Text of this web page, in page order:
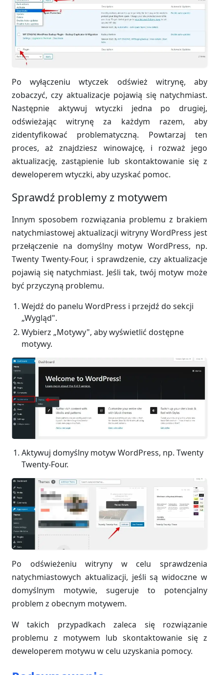
Po wyłączeniu wtyczek odśwież witrynę, aby
zobaczyć, czy aktualizacje pojawią się natychmiast.
Następnie aktywuj wtyczki jedna po drugiej,
odświeżając witrynę za każdym razem, aby
zidentyfikować problematyczną. Powtarzaj ten
proces, aż znajdziesz winowajcę, i rozważ jego
aktualizację, zastąpienie lub skontaktowanie się z
deweloperem wtyczki, aby uzyskać pomoc.
Sprawdź problemy z motywem
Innym sposobem rozwiązania problemu z brakiem
natychmiastowej aktualizacji witryny WordPress jest
przełączenie na domyślny motyw WordPress, np.
Twenty Twenty-Four, i sprawdzenie, czy aktualizacje
pojawią się natychmiast. Jeśli tak, twój motyw może
być przyczyną problemu.
Wejdź do panelu WordPress i przejdź do sekcji
„Wygląd".
Wybierz „Motywy", aby wyświetlić dostępne
motywy.
Aktywuj domyślny motyw WordPress, np. Twenty
Twenty-Four.
Po odświeżeniu witryny w celu sprawdzenia
natychmiastowych aktualizacji, jeśli są widoczne w
domyślnym motywie, sugeruje to potencjalny
problem z obecnym motywem.
W takich przypadkach zaleca się rozwiązanie
problemu z motywem lub skontaktowanie się z
deweloperem motywu w celu uzyskania pomocy.